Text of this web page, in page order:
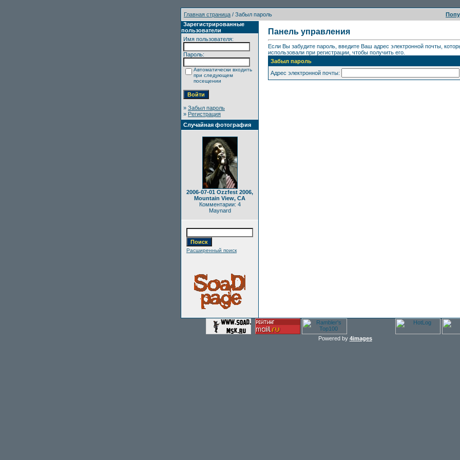
Главная страница / Забыл пароль
Зарегистрированные
пользователи
Имя пользователя:
Пароль:
Автоматически входить
при следующем
посещении
» Забыл пароль
» Регистрация
Случайная фотография
2006-07-01 Ozzfest 2006,
Mountain View, CA
Комментарии: 4
Maynard
Расширенный поиск
Панель управления
Если Вы забудите пароль, введите Ваш адрес электронной почты,
использовали при регистрации, чтобы получить его.
Забыл пароль
Адрес электронной почты:
Powered by 4images